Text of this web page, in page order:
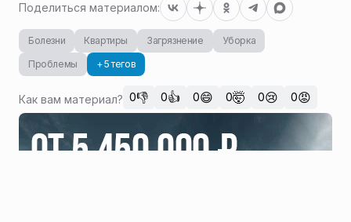
Поделиться материалом:
Болезни Квартиры Загрязнение
Уборка
Проблемы
+ 5 тегов
Как вам материал? 0👎 0👍 0😄 0🤯 0😢 0😡